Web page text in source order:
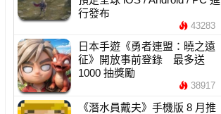
行發布
43283
日本手遊《勇者連盟：曉之遠
征》開放事前登錄 最多送
1000 抽獎勵
38917
《潛水員戴夫》手機版 8 月推